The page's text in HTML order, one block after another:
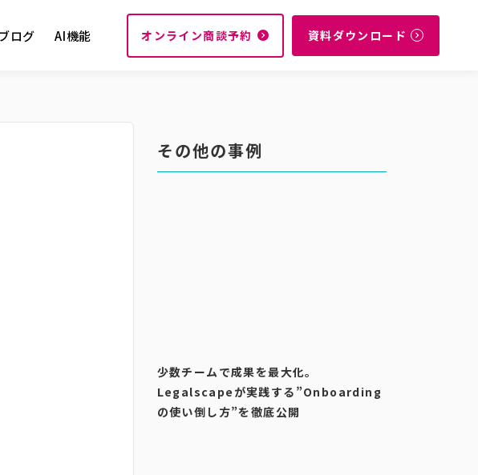
ログ AI機能 オンライン商談予約 navigate_next 資料ダウンロード navigate_next
その他の事例
少数チームで成果を最大化。
Legalscapeが実践する”Onboarding
の使い倒し方”を徹底公開